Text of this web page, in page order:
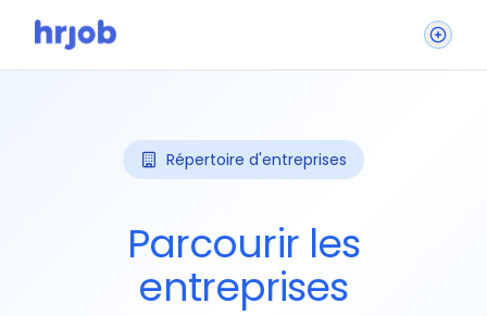
Répertoire d'entreprises
Parcourir les
entreprises